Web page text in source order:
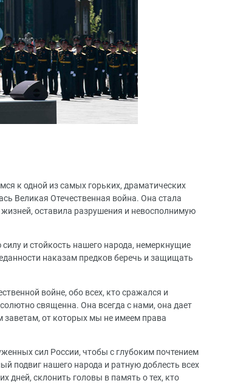
к одной из самых горьких, драматических
Великая Отечественная война. Она стала
оставила разрушения и невосполнимую
и стойкость нашего народа, немеркнущие
наказам предков беречь и защищать
войне, обо всех, кто сражался и
священна. Она всегда с нами, она дает
от которых мы не имеем права
сил России, чтобы с глубоким почтением
подвиг нашего народа и ратную доблесть всех
дней, склонить головы в память о тех, кто